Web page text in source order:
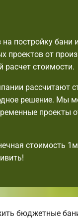
постройку бани
проектов от
расчет стоимости.
рассчитают
решение. Мы
проекты
стоимость
бюджетные